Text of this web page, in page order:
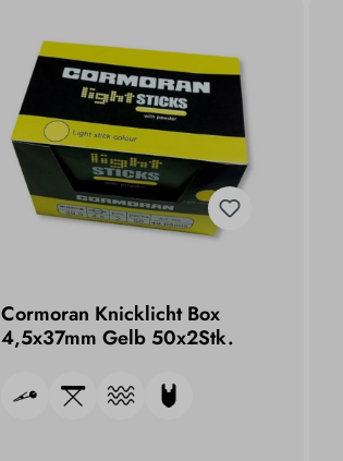
Cormoran Knicklicht Box
4,5x37mm Gelb 50x2Stk.